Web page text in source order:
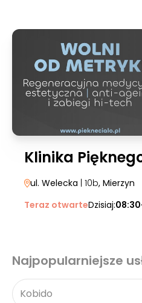
Klinika
ul. Welecka | 10b, Mierzyn
Teraz otwarteDzisiaj:
Najpopularniejsze
Kobido